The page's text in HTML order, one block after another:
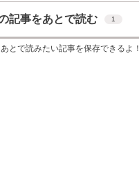
記事をあとで読む 1
とで読みたい記事を保存できるよ！